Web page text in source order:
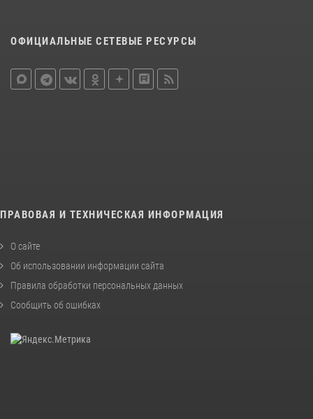
ОФИЦИАЛЬНЫЕ СЕТЕВЫЕ РЕСУРСЫ
ПРАВОВАЯ И ТЕХНИЧЕСКАЯ ИНФОРМАЦИЯ
О сайте
Об использовании информации сайта
Правила обработки персональных данных
Сообщить об ошибках